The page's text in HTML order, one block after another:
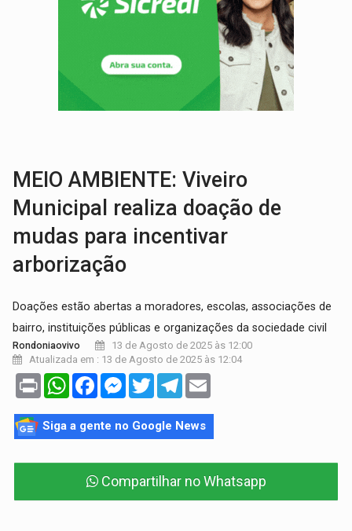
:Anvisa libera venda de medicamentos pela Shopee, mas
Nova lei endurece punição por abuso sexual contra
POLUIÇÃO E RISCOS: Retirada de fiação irregular avança no país e em PVH
VÍDEO: Armado com machado, homem ameaça matar sobrinha grávida e
MEIO AMBIENTE: Viveiro
Municipal realiza doação de
mudas para incentivar
arborização
Doações estão abertas a moradores, escolas, associações de
bairro, instituições públicas e organizações da sociedade civil
Rondoniaovivo
13 de Agosto de 2025 às 12:00
Atualizada em : 13 de Agosto de 2025 às 12:04
Print WhatsAppFacebookMessenger
TwitterTelegram
Siga a gente no Google News
Compartilhar no Whatsapp